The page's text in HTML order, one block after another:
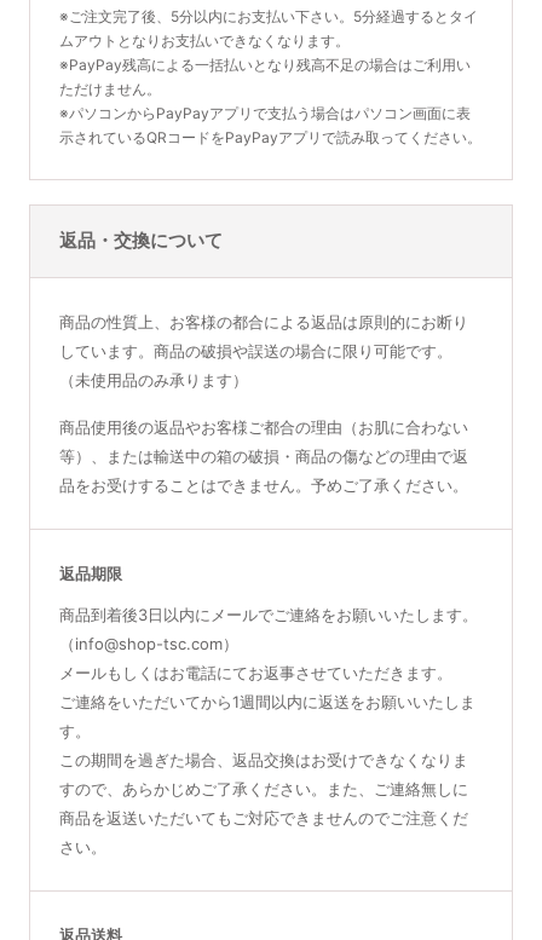
※ご注文完了後、5分以内にお支払い下さい。5分経過するとタイ
ムアウトとなりお支払いできなくなります。
※PayPay残高による一括払いとなり残高不足の場合はご利用い
ただけません。
※パソコンからPayPayアプリで支払う場合はパソコン画面に表
示されているQRコードをPayPayアプリで読み取ってください。
返品・交換について
商品の性質上、お客様の都合による返品は原則的にお断り
しています。商品の破損や誤送の場合に限り可能です。
（未使用品のみ承ります）
商品使用後の返品やお客様ご都合の理由（お肌に合わない
等）、または輸送中の箱の破損・商品の傷などの理由で返
品をお受けすることはできません。予めご了承ください。
返品期限
商品到着後3日以内にメールでご連絡をお願いいたします。
（info@shop-tsc.com）
メールもしくはお電話にてお返事させていただきます。
ご連絡をいただいてから1週間以内に返送をお願いいたしま
す。
この期間を過ぎた場合、返品交換はお受けできなくなりま
すので、あらかじめご了承ください。また、ご連絡無しに
商品を返送いただいてもご対応できませんのでご注意くだ
さい。
返品送料